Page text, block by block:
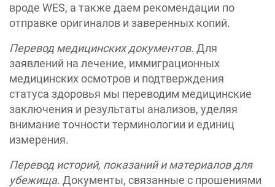
вроде WES, а также даем рекомендации по
отправке оригиналов и заверенных копий.
Перевод медицинских документов. Для
заявлений на лечение, иммиграционных
медицинских осмотров и подтверждения
статуса здоровья мы переводим медицинские
заключения и результаты анализов, уделяя
внимание точности терминологии и единиц
измерения.
Перевод историй, показаний и материалов для
убежища. Документы, связанные с прошениями